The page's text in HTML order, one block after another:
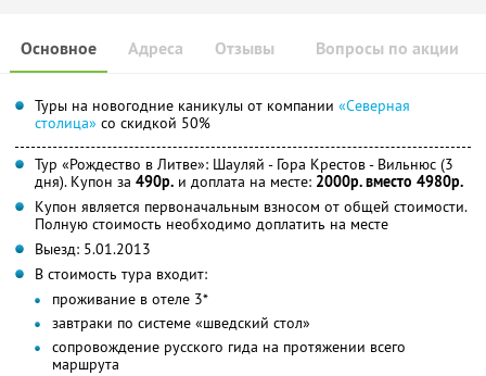
Основное Отзывы Вопросы по акции
Адреса
Туры на новогодние каникулы от компании «Северная
столица» со скидкой 50%
Тур «Рождество в Литве»: Шауляй - Гора Крестов - Вильнюс (3
дня). Купон за 490р. и доплата на месте: 2000р. вместо 4980р.
Купон является первоначальным взносом от общей стоимости.
Полную стоимость необходимо доплатить на месте
Выезд: 5.01.2013
В стоимость тура входит:
проживание в отеле 3*
завтраки по системе «шведский стол»
сопровождение русского гида на протяжении всего
маршрута